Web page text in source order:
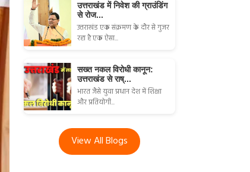
उत्तराखंड में निवेश की ग्राउंडिंग
से रोज...
उत्तराखंड एक संक्रमण के दौर से गुजर
रहा है एक ऐसा...
सख्त नकल विरोधी कानून:
उत्तराखंड से राष्...
भारत जैसे युवा प्रधान देश में शिक्षा
और प्रतियोगी...
View All Blogs